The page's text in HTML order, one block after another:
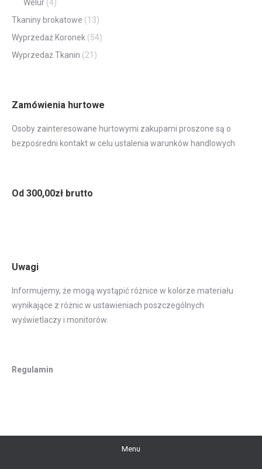
Welur (4)
Tkaniny brokatowe (13)
Wyprzedaż Koronek (54)
Wyprzedaż Tkanin (21)
Zamówienia hurtowe
Osoby zainteresowane hurtowymi zakupami proszone są o
bezpośredni kontakt w celu ustalenia warunków handlowych
Od 300,00zł brutto
Uwagi
Informujemy, że mogą wystąpić różnice w kolorze materiału
wynikające z różnic w ustawieniach poszczególnych
wyświetlaczy i monitorów.
Regulamin
Menu